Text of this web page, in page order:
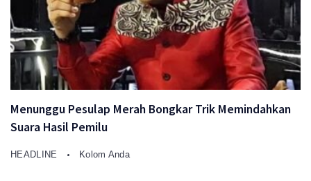
Menunggu Pesulap Merah Bongkar Trik Memindahkan
Suara Hasil Pemilu
HEADLINE Kolom Anda